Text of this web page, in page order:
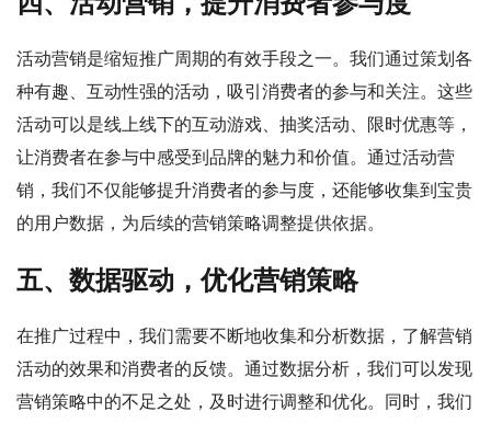
活动营销是缩短推广周期的有效手段之一。我们通过策划各
种有趣、互动性强的活动，吸引消费者的参与和关注。这些
活动可以是线上线下的互动游戏、抽奖活动、限时优惠等，
让消费者在参与中感受到品牌的魅力和价值。通过活动营
销，我们不仅能够提升消费者的参与度，还能够收集到宝贵
的用户数据，为后续的营销策略调整提供依据。
五、数据驱动，优化营销策略
在推广过程中，我们需要不断地收集和分析数据，了解营销
活动的效果和消费者的反馈。通过数据分析，我们可以发现
营销策略中的不足之处，及时进行调整和优化。同时，我们